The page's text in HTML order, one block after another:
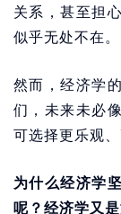
关系，甚至担
似乎无处不在。
然而，经济学
们，未来未必
可选择更乐观
为什么经济学
呢？经济学又